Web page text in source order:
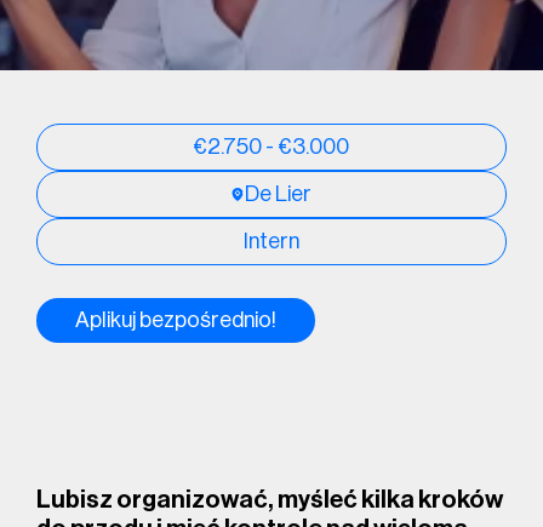
€2.750 - €3.000
De Lier
Intern
Aplikuj bezpośrednio!
Lubisz organizować, myśleć kilka kroków